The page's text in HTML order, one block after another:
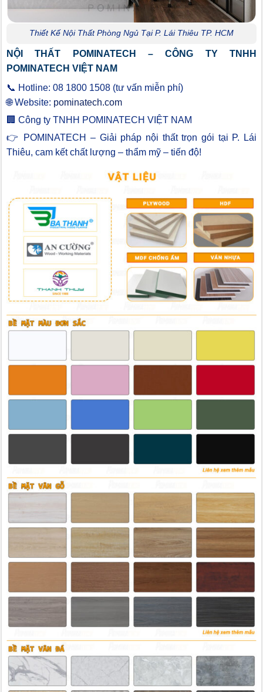
Thiết Kế Nội Thất Phòng Ngủ Tại P. Lái Thiêu TP. HCM
NỘI THẤT POMINATECH – CÔNG TY TNHH
POMINATECH VIỆT NAM
📞 Hotline: 08 1800 1508 (tư vấn miễn phí)
🌐 Website: pominatech.com
🏢 Công ty TNHH POMINATECH VIỆT NAM
👉 POMINATECH – Giải pháp nội thất trọn gói tại P. Lái
Thiêu, cam kết chất lượng – thẩm mỹ – tiến độ!